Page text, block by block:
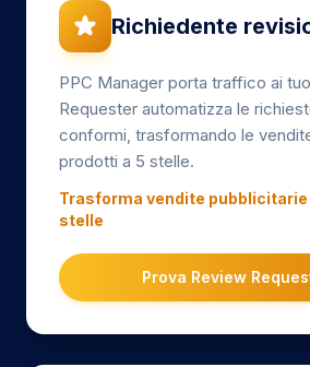
Richiedente
PPC Manager porta traffico ai
Requester automatizza le
conformi, trasformando le
prodotti a 5 stelle.
Trasforma vendite
stelle
Prova Review